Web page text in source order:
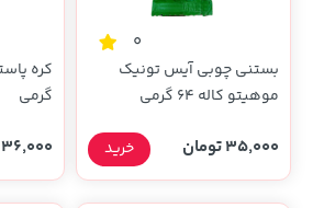
0
بستنی چوبی آیس تونیک
موهیتو کاله 64 گرمی
35,000 تومان خرید
گرمی
36,000 تومان